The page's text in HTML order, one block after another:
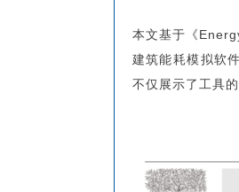
本文基于《
建筑能耗模拟软
不仅展示了工具